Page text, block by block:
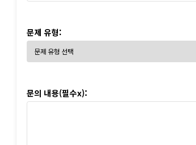
문제 유형:
문의 내용(필수x):